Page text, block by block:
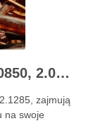
Stopowe Odmiany Miedzi: 2.0850, 2.0855, 2.1285, 2.1293 – Zastosowania i Właściwości
zajmują
na swoje